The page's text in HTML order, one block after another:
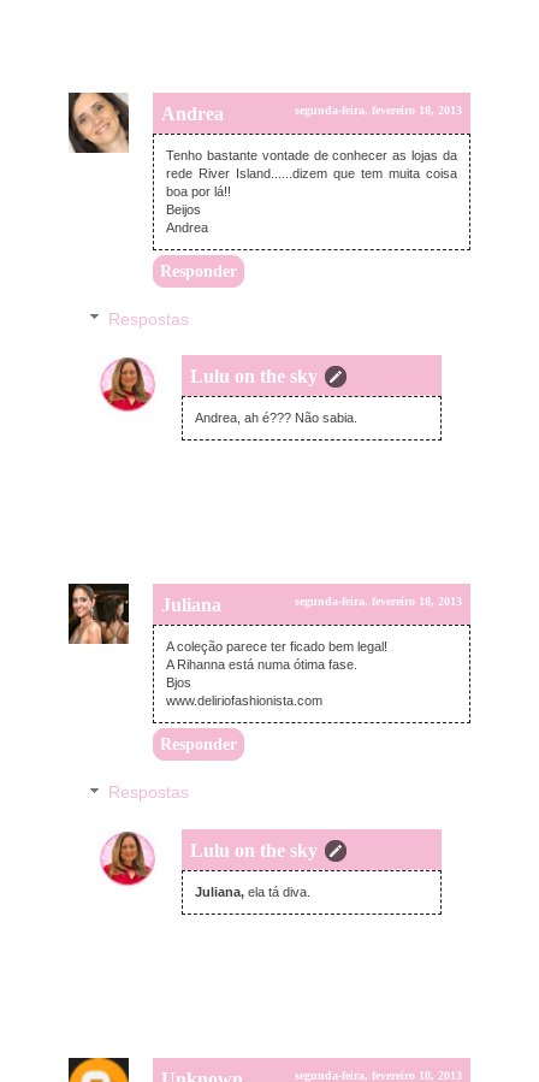
Andrea segunda-feira, fevereiro 18, 2013
Tenho bastante vontade de conhecer as lojas da
rede River Island......dizem que tem muita coisa
boa por lá!!
Beijos
Andrea
Responder
Respostas
Lulu on the sky
segunda-feira, fevereiro 18, 2013
Andrea, ah é??? Não sabia.
Juliana segunda-feira, fevereiro 18, 2013
A coleção parece ter ficado bem legal!
A Rihanna está numa ótima fase.
Bjos
www.deliriofashionista.com
Responder
Respostas
Lulu on the sky
segunda-feira, fevereiro 18, 2013
Juliana, ela tá diva.
segunda-feira, fevereiro 18, 2013